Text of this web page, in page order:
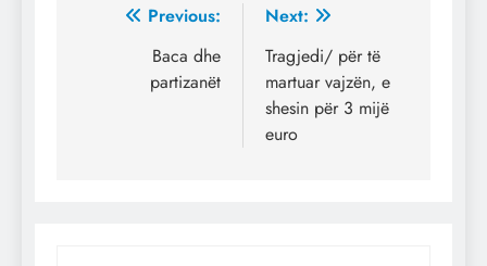
Post
navigation
Previous:
Baca dhe
partizanët
Next:
Tragjedi/ për të
martuar vajzën, e
shesin për 3 mijë
euro